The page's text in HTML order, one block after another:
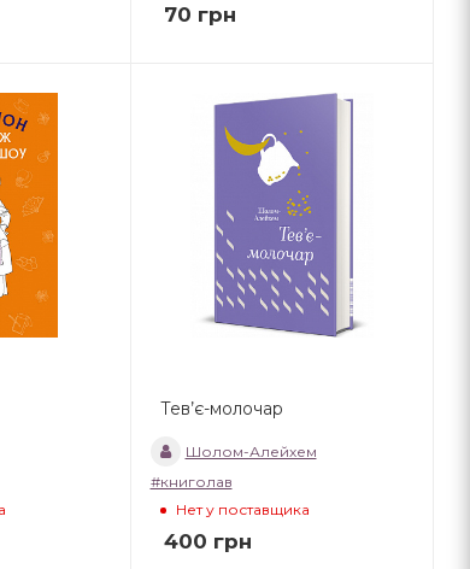
70 грн
Тев’є-молочар
Шолом-Алейхем
#книголав
Нет у поставщика
400 грн